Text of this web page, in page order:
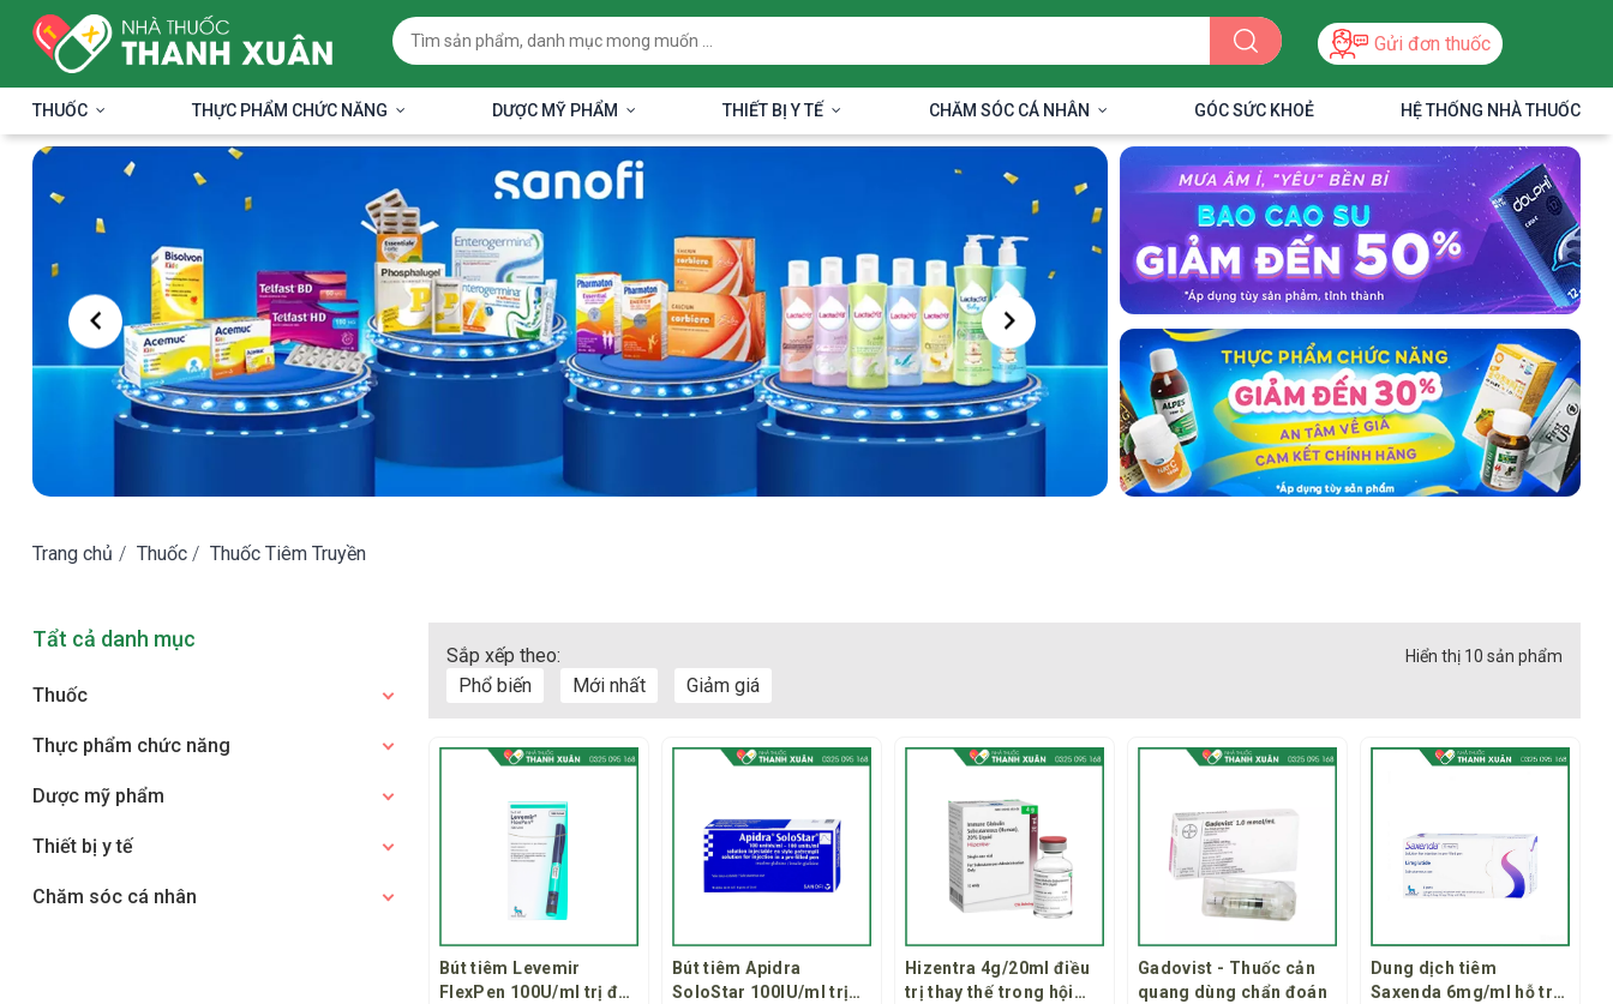
Gửi đơn thuốc
THUỐC THỰC PHẨM CHỨC NĂNG DƯỢC MỸ PHẨM THIẾT BỊ Y TẾ CHĂM SÓC CÁ NHÂN GÓC SỨC KHOẺ HỆ THỐNG NHÀ THUỐC
Trang chủ / Thuốc / Thuốc Tiêm Truyền
Tẩt cả danh mục
Thuốc
Thực phẩm chức năng
Dược mỹ phẩm
Thiết bị y tế
Chăm sóc cá nhân
Sắp xếp theo:
Phổ biến
Mới nhất Giảm giá
Hiển thị 10 sản phẩm
Bút tiêm Levemir
FlexPen 100U/ml trị đái
Bút tiêm Apidra
SoloStar 100IU/ml trị
Hizentra 4g/20ml điều
trị thay thế trong hội
Gadovist - Thuốc cản
quang dùng chẩn đoán
Dung dịch tiêm
Saxenda 6mg/ml hỗ trợ